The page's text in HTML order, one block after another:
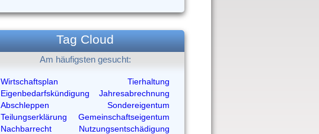
Tag Cloud
Am häufigsten gesucht:
Wirtschaftsplan
Tierhaltung
Eigenbedarfskündigung
Jahresabrechnung
Abschleppen
Sondereigentum
Teilungserklärung
Gemeinschaftseigentum
Nachbarrecht
Nutzungsentschädigung